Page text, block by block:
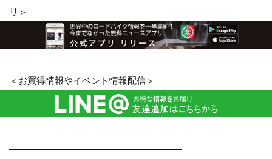
リ＞
＜お買得情報やイベント情報配信＞
———————————————————